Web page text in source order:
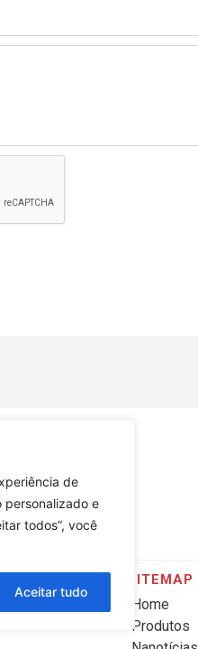
de
personalizado e
todos”, você
Aceitar tudo
SITEMAP
Home
Produtos